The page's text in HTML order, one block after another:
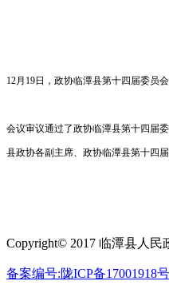
12月19日，政协临潭县第十四届委员
会议审议通过了政协临潭县第十四届
县政协各副主席、政协临潭县第十四
Copyright© 2017 临潭县人
备案编号:陇ICP备17001918